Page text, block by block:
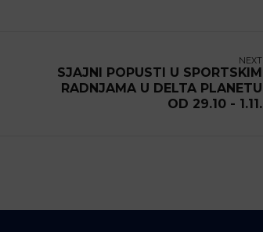
NEXT
SJAJNI POPUSTI U SPORTSKIM
RADNJAMA U DELTA PLANETU
OD 29.10 - 1.11.